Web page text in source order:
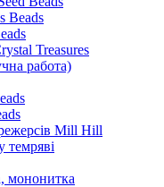
Beads
Treasures
работа)
Mill Hill
темряві
мононитка